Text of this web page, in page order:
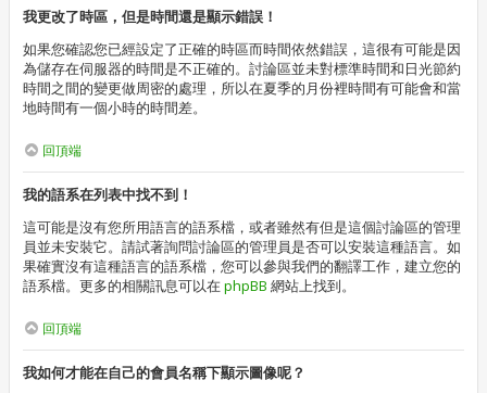
我更改了時區，但是時間還是顯示錯誤！
如果您確認您已經設定了正確的時區而時間依然錯誤，這很有可能是因
為儲存在伺服器的時間是不正確的。討論區並未對標準時間和日光節約
時間之間的變更做周密的處理，所以在夏季的月份裡時間有可能會和當
地時間有一個小時的時間差。
回頂端
我的語系在列表中找不到！
這可能是沒有您所用語言的語系檔，或者雖然有但是這個討論區的管理
員並未安裝它。請試著詢問討論區的管理員是否可以安裝這種語言。如
果確實沒有這種語言的語系檔，您可以參與我們的翻譯工作，建立您的
語系檔。更多的相關訊息可以在phpBB 網站上找到。
回頂端
我如何才能在自己的會員名稱下顯示圖像呢？